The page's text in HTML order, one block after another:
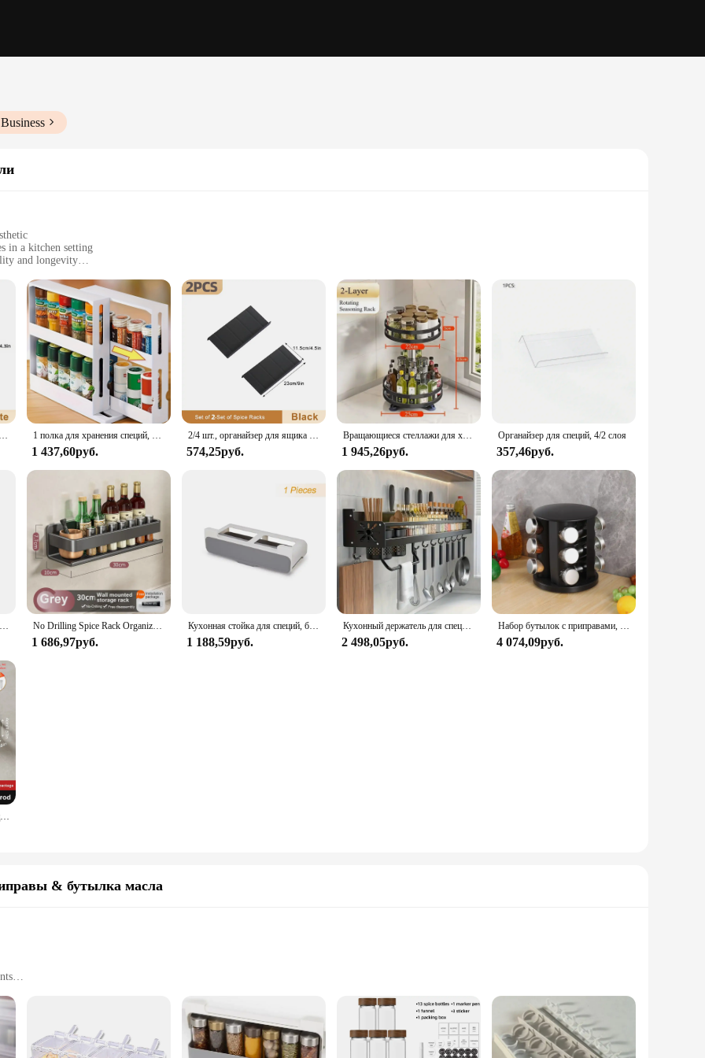
in a kitchen setting
and longevity
installation
your spices neatly arranged and easily accessible. Made from robust metal, this set is not only durable but also stylish,
that your spices are showcased in an elegant manner, while the minimalist style provides a clean and uncluttered look. Whether you're a
for any kitchen.
spice rack set is tailored to cater to spice enthusiasts. The variety of sizes ensures that you can find the perfect fit for your spice
The sturdy construction guarantees that your spices are securely stored, preventing spills and maintaining freshness. With this
through cluttered cabinets.
piece of kitchenware that adapts to your needs. It's not only for sale to individuals but also for wholesale and vendors, making it an
installation, as it comes with all necessary hardware, making it easy to set up and use. This spice rack set is a testament to practicality
4-слойный кухонный органайзер для специй, регулируемая полка для специй для банок для специй, бутылок с приправами, шкаф, кладовая, кухонный органайзер 1 полка для хранения специй, поворотная на 90 градусов полка для хранения предметов, двухъярусная столешница для хранения, небольшая полка для хранения и органайзер
1 437,60руб.
2/4 шт., органайзер для ящика для специй, регулируемый пластиковый поднос для банок для специй, расширяемый органайзер для приправ, шкаф для кладовой, кухонная полка
574,25руб.
Вращающиеся стеллажи для хранения, диспенсер для специй, масла, уксуса, держатель для приправ, кухонный Органайзер, многослойные регулируемые полки для приправ
1 945,26руб.
Органайзер для специй, 4/2 слоя
357,46руб.
4 шт., настенные кухонные органайзеры для специй No Drilling Spice Rack Organizer Wall Mount Hanging Black Spice Pantry Organization Storage Shelf Kitchen Essentials Home Decor
1 686,97руб.
Кухонная стойка для специй, баночки для специй,самоклеящаяся настенная Подставка под полку, стеллаж для хранения бутылок для приправ, стеллаж для кухни,набор для специй,для специй,органайзер для кухни
1 188,59руб.
Кухонный держатель для специй, держатель для ножей, подставка для ножей, стойка для специй, органайзер, полка, настенный держатель для ножей
2 498,05руб.
Набор бутылок с приправами, вращающаяся стойка, карусель для специй, башня, кухонные полки для бутылок с солью, шейкер на 360° ° Рама резервуара для продуктов проигрывателя продуктов
4 074,09руб.
2 шт. настенная полка для специй без сверления, кухонный органайзер для специй с крючком, стеллаж для хранения приправ, полка для хранения на кухне в ванной комнате
& бутылка масла
to enhance the organization of your kitchen. The set includes a sleek stainless steel rack that is not only aesthetically pleasing but